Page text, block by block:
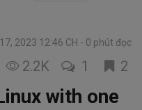
2023 12:46 CH 0 phút đọc
2.2K 1 2
with one